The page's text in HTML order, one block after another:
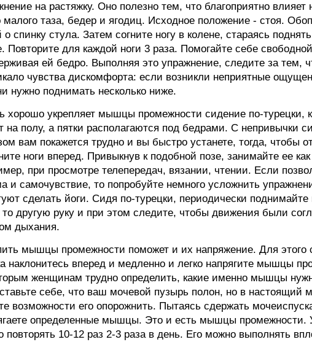
на растяжку. Оно полезно тем, что благоприятно влияет
малого таза, бедер и ягодиц. Исходное положение - стоя.
о спинку стула. Затем согните ногу в колене, стараясь
Повторите для каждой ноги 3 раза. Помогайте себе
ей бедро. Выполняя это упражнение, следите за тем,
чувства дискомфорта: если возникли неприятные
нужно поднимать несколько ниже.
хорошо укрепляет мышцы промежности сидение по-турецки,
на полу, а пятки располагаются под бедрами. С непривычки
вам покажется трудно и вы быстро устанете, тогда, чтобы
ноги вперед. Привыкнув к подобной позе, занимайте ее
при просмотре телепередач, вязании, чтении. Если
и самочувствие, то попробуйте немного усложнить
сделать йоги. Сидя по-турецки, периодически поднимайте
то другую руку и при этом следите, чтобы движения были
дыхания.
мышцы промежности поможет и их напряжение. Для этого
наклонитесь вперед и медленно и легко напрягите мышцы
женщинам трудно определить, какие именно мышцы
себе, что ваш мочевой пузырь полон, но в настоящий
возможности его опорожнить. Пытаясь сдержать
определенные мышцы. Это и есть мышцы промежности.
повторять 10-12 раз 2-3 раза в день. Его можно выполнять